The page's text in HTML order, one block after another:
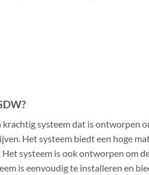
krachtig systeem dat is
Het systeem biedt een hoge
systeem is ook ontworpen om
is eenvoudig te installeren en